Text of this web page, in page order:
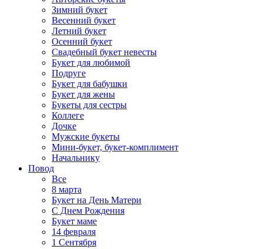
Зимний букет
Весенний букет
Летний букет
Осенний букет
Свадебный букет невесты
Букет для любимой
Подруге
Букет для бабушки
Букет для жены
Букеты для сестры
Коллеге
Дочке
Мужские букеты
Мини-букет, букет-комплимент
Начальнику
Повод
Все
8 марта
Букет на День Матери
С Днем Рождения
Букет маме
14 февраля
1 Сентября